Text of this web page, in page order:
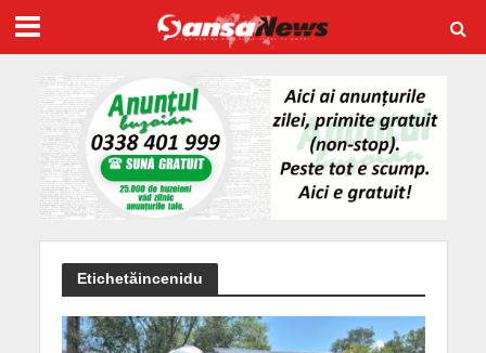
Etichetăincenidu